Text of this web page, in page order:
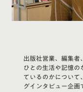
出版社営業、編集者
ひとの生活や記憶の
ているのかについて
グインタビュー企画